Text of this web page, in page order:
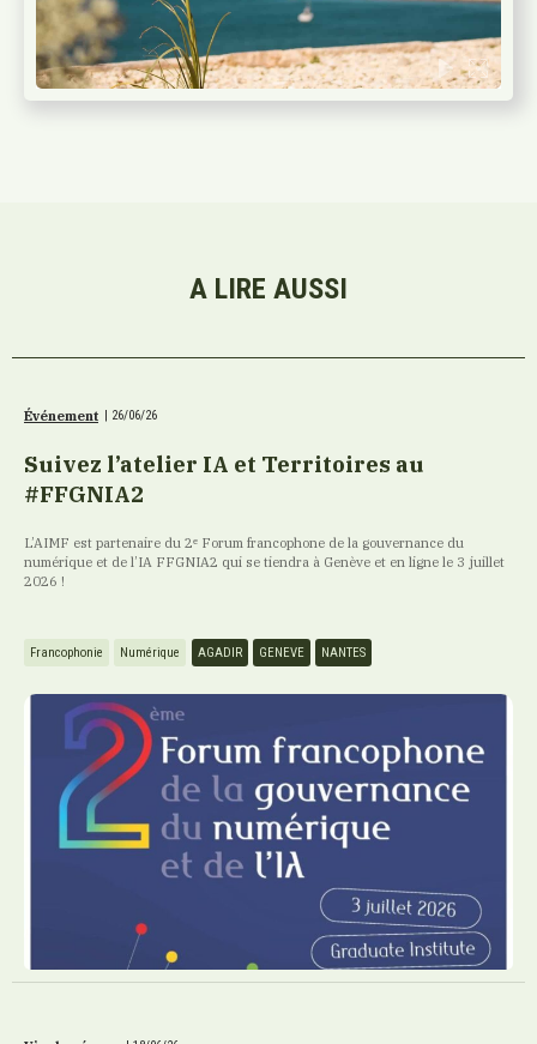
A LIRE AUSSI
Événement | 26/06/26
Suivez l’atelier IA et Territoires au
#FFGNIA2
L’AIMF est partenaire du 2ᵉ Forum francophone de la gouvernance du
numérique et de l’IA FFGNIA2 qui se tiendra à Genève et en ligne le 3 juillet
2026 !
Francophonie Numérique AGADIR GENEVE NANTES